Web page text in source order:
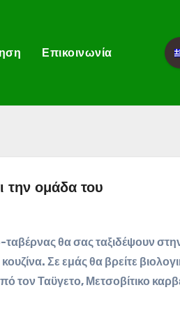
Επικοινωνία
την ομάδα του
θα σας ταξιδέψουν
Σε εμάς θα βρείτε
Ταϋγετο, Μετσοβίτικο